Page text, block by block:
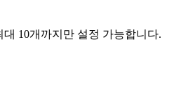
10개까지만 설정 가능합니다.